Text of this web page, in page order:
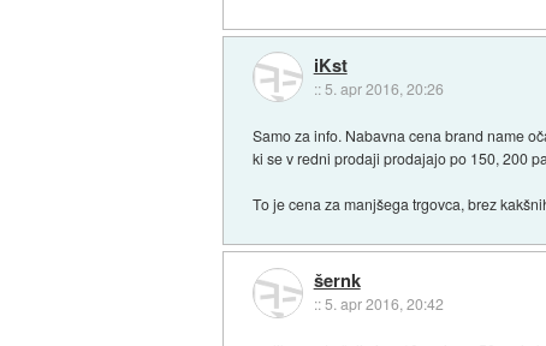
iKst
:: 5. apr 2016, 20:26
Samo za info. Nabavna cena brand name
ki se v redni prodaji prodajajo po 150, 200
To je cena za manjšega trgovca, brez
šernk
::5. apr 2016, 20:42